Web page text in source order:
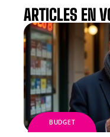
ARTICLES EN
BUDGET